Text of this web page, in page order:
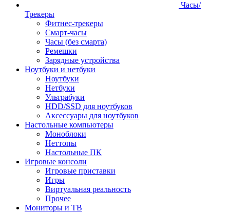
Часы/
Трекеры
Фитнес-трекеры
Смарт-часы
Часы (без смарта)
Ремешки
Зарядные устройства
Ноутбуки и нетбуки
Ноутбуки
Нетбуки
Ультрабуки
HDD/SSD для ноутбуков
Аксессуары для ноутбуков
Настольные компьютеры
Моноблоки
Неттопы
Настольные ПК
Игровые консоли
Игровые приставки
Игры
Виртуальная реальность
Прочее
Мониторы и ТВ